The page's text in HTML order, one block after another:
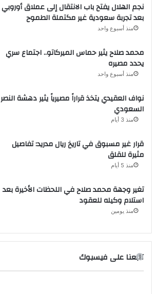
نجم الهلال يفتح باب الانتقال إلى عملاق أوروبي
بعد تجربة سعودية غير مكتملة الطموح
منذ أسبوع واحد
محمد صلاح يثير حماس الميركاتو.. اجتماع سري
يحدد مصيره
منذ أسبوع واحد
نواف العقيدي يتخذ قراراً مصيرياً يثير دهشة النصر
السعودي
منذ 3 أيام
قرار غير مسبوق في تاريخ ريال مدريد: تفاصيل
مثيرة للقلق
منذ 5 أيام
تغير وجهة محمد صلاح في اللحظات الأخيرة بعد
استلام وكيله للعقود
منذ يومين
تابعنا على فيسبوك